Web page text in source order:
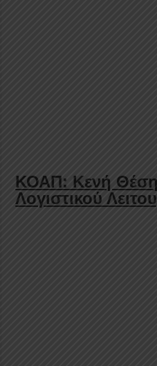
ΚΟΑΠ: Κενή
Λογιστικού